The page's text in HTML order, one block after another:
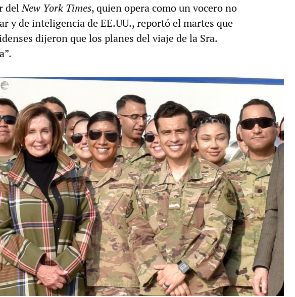
delNew York Times, quien opera como un vocero no
y de inteligencia de EE.UU., reportó el martes que
dijeron que los planes del viaje de la Sra.